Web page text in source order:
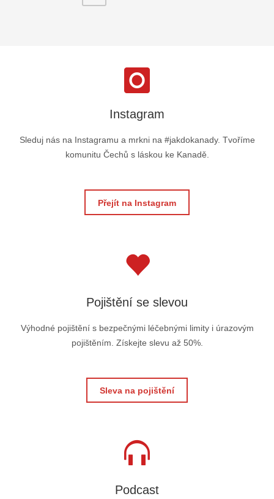
Instagram
Sleduj nás na Instagramu a mrkni na #jakdokanady. Tvoříme
komunitu Čechů s láskou ke Kanadě.
Přejít na Instagram
Pojištění se slevou
Výhodné pojištění s bezpečnými léčebnými limity i úrazovým
pojištěním. Získejte slevu až 50%.
Sleva na pojištění
Podcast